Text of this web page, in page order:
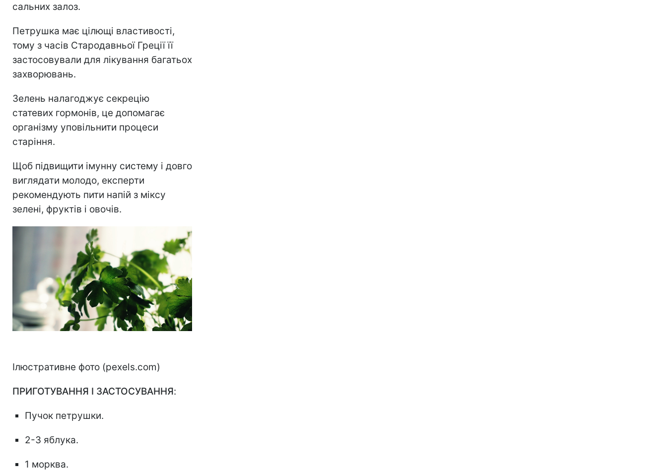
сальних залоз.
Петрушка має цілющі властивості,
тому з часів Стародавньої Греції її
застосовували для лікування багатьох
захворювань.
Зелень налагоджує секрецію
статевих гормонів, це допомагає
організму уповільнити процеси
старіння.
Щоб підвищити імунну систему і довго
виглядати молодо, експерти
рекомендують пити напій з міксу
зелені, фруктів і овочів.
Ілюстративне фото (pexels.com)
ПРИГОТУВАННЯ І ЗАСТОСУВАННЯ:
Пучок петрушки.
2-3 яблука.
1 морква.